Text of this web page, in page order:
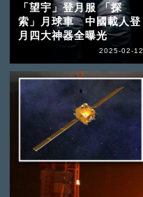
「望宇」登月服 「探
索」月球車 中國載人登
月四大神器全曝光
2025-02-12